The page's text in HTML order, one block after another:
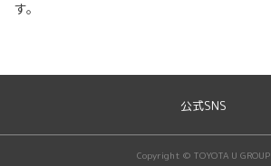
す。
公式SNS
Copyright © TOYOTA U GROUP